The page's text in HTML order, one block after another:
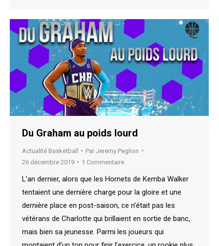
Du Graham au poids lourd
Actualité Basketball Par Jeremy Peglion
26 décembre 2019
1 Commentaire
L’an dernier, alors que les Hornets de Kemba Walker
tentaient une dernière charge pour la gloire et une
dernière place en post-saison, ce n’était pas les
vétérans de Charlotte qui brillaient en sortie de banc,
mais bien sa jeunesse. Parmi les joueurs qui